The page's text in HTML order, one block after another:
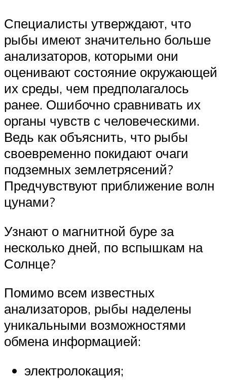
Специалисты утверждают, что
рыбы имеют значительно больше
анализаторов, которыми они
оценивают состояние окружающей
их среды, чем предполагалось
ранее. Ошибочно сравнивать их
органы чувств с человеческими.
Ведь как объяснить, что рыбы
своевременно покидают очаги
подземных землетрясений?
Предчувствуют приближение волн
цунами?
Узнают о магнитной буре за
несколько дней, по вспышкам на
Солнце?
Помимо всем известных
анализаторов, рыбы наделены
уникальными возможностями
обмена информацией:
электролокация;